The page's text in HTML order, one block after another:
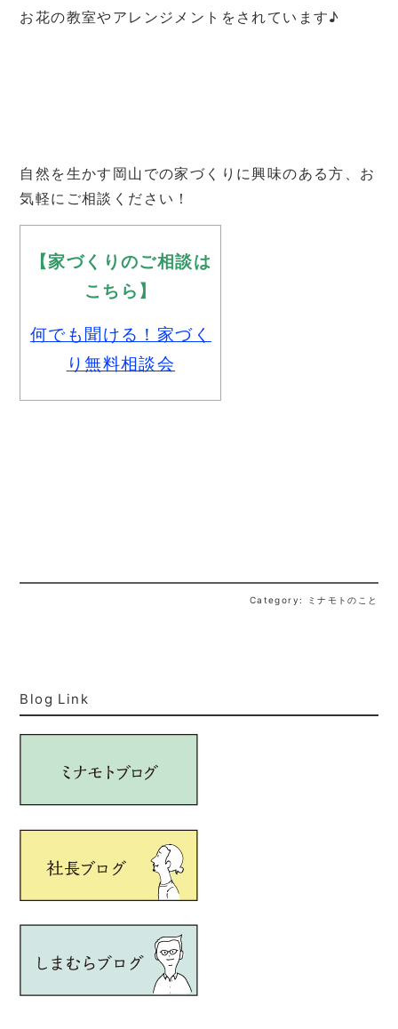
Blog Link
お花の教室やアレンジメントをされています♪
自然を生かす岡山での家づくりに興味のある方、お
気軽にご相談ください！
【家づくりのご相談は
こちら】
何でも聞ける！家づく
り無料相談会
Category: ミナモトのこと